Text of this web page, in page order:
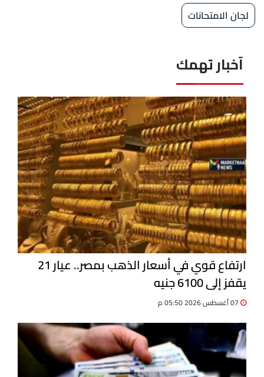
لجان الامتحانات
آخبار تهمك
ارتفاع قوي في أسعار الذهب بمصر.. عيار 21
يقفز إلى 6100 جنيه